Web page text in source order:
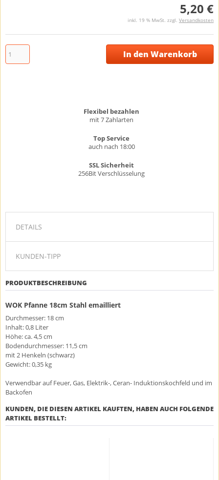
5,20 €
inkl. 19 % MwSt. zzgl. Versandkosten
In den Warenkorb
Flexibel bezahlen
mit 7 Zahlarten
Top Service
auch nach 18:00
SSL Sicherheit
256Bit Verschlüsselung
DETAILS
KUNDEN-TIPP
PRODUKTBESCHREIBUNG
WOK Pfanne 18cm Stahl emailliert
Durchmesser: 18 cm
Inhalt: 0,8 Liter
Höhe: ca. 4,5 cm
Bodendurchmesser: 11,5 cm
mit 2 Henkeln (schwarz)
Gewicht: 0,35 kg
Verwendbar auf Feuer, Gas, Elektrik-, Ceran- Induktionskochfeld und im
Backofen
KUNDEN, DIE DIESEN ARTIKEL KAUFTEN, HABEN AUCH FOLGENDE
ARTIKEL BESTELLT: